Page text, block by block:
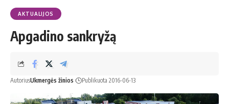
AKTUALIJOS
Apgadino sankryžą
AutoriusUkmergės žinios Publikuota 2016-06-13